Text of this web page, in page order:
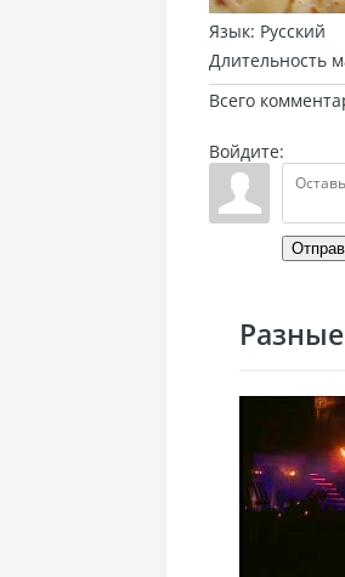
Язык: Русский
Длительность
Всего
Войдите: